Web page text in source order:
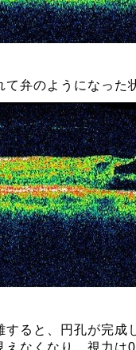
弁のようになった
ると、円孔が完成
なくなり、視力は